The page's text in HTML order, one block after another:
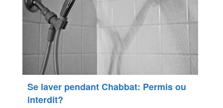
Se laver pendant Chabbat: Permis ou
interdit?